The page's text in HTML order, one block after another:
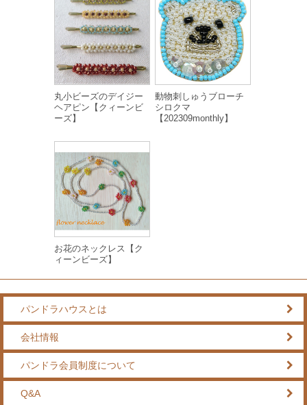
丸小ビーズのデイジー
ヘアピン【クィーンビ
ーズ】
動物刺しゅうブローチ
シロクマ
【202309monthly】
お花のネックレス【ク
ィーンビーズ】
パンドラハウスとは
会社情報
パンドラ会員制度について
Q&A